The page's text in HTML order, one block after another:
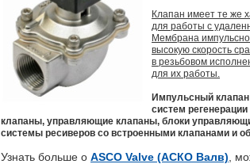
Клапан имеет те же
для работы с
Мембрана
высокую скорость
в резьбовом
для их работы.
Импульсный клапан
систем
клапаны, управляющие клапаны, блоки
системы ресиверов со встроенными клапанами и
Узнать больше о ASCO Valve (АСКО Валв) ,